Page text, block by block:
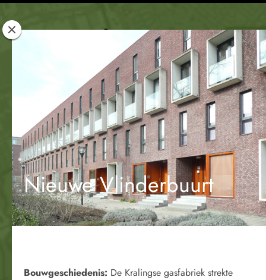
Rotterdam
Woont
Nieuwe Vlinderbuurt
Bouwgeschiedenis: De Kralingse gasfabriek strekte